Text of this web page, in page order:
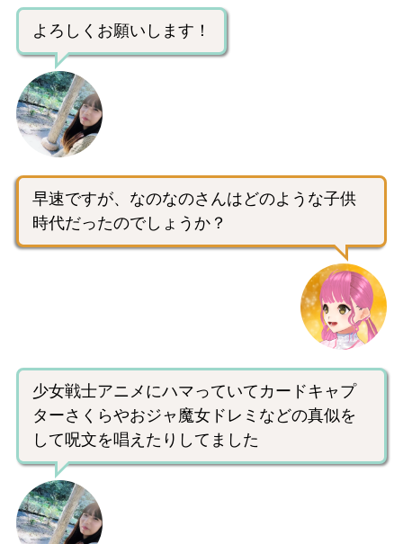
よろしくお願いします！
早速ですが、なのなのさんはどのような子供
時代だったのでしょうか？
少女戦士アニメにハマっていてカードキャプ
ターさくらやおジャ魔女ドレミなどの真似を
して呪文を唱えたりしてました